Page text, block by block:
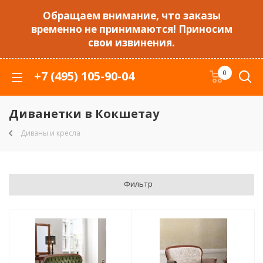
Обращаем внимание, что заказы
временно не принимаются! Приносим
свои извинения.
+7 (495) 105-90-04 0
Диванетки в Кокшетау
Диваны и кресла
Фильтр